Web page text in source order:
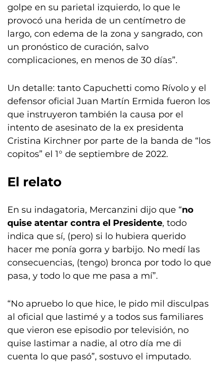
golpe en su parietal izquierdo, lo que le
provocó una herida de un centímetro de
largo, con edema de la zona y sangrado, con
un pronóstico de curación, salvo
complicaciones, en menos de 30 días”.
Un detalle: tanto Capuchetti como Rívolo y el
defensor oficial Juan Martín Ermida fueron los
que instruyeron también la causa por el
intento de asesinato de la ex presidenta
Cristina Kirchner por parte de la banda de “los
copitos” el 1° de septiembre de 2022.
El relato
En su indagatoria, Mercanzini dijo que “no
quise atentar contra el Presidente, todo
indica que sí, (pero) si lo hubiera querido
hacer me ponía gorra y barbijo. No medí las
consecuencias, (tengo) bronca por todo lo que
pasa, y todo lo que me pasa a mí”.
“No apruebo lo que hice, le pido mil disculpas
al oficial que lastimé y a todos sus familiares
que vieron ese episodio por televisión, no
quise lastimar a nadie, al otro día me di
cuenta lo que pasó”, sostuvo el imputado.